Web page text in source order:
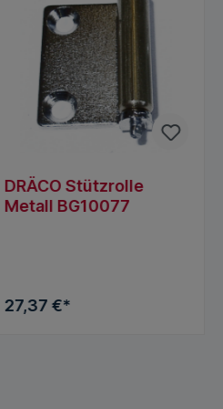
DRÄCO Stützrolle
Metall BG10077
27,37 €*